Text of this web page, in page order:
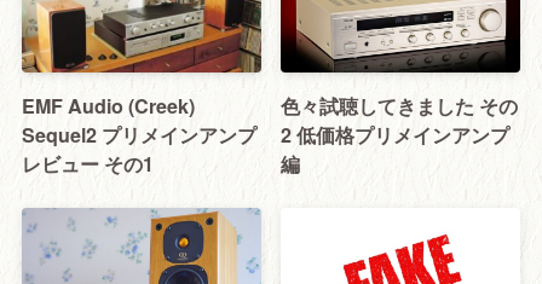
EMF Audio (Creek)
Sequel2 プリメインアンプ
レビュー その1
色々試聴してきました その
2 低価格プリメインアンプ
編